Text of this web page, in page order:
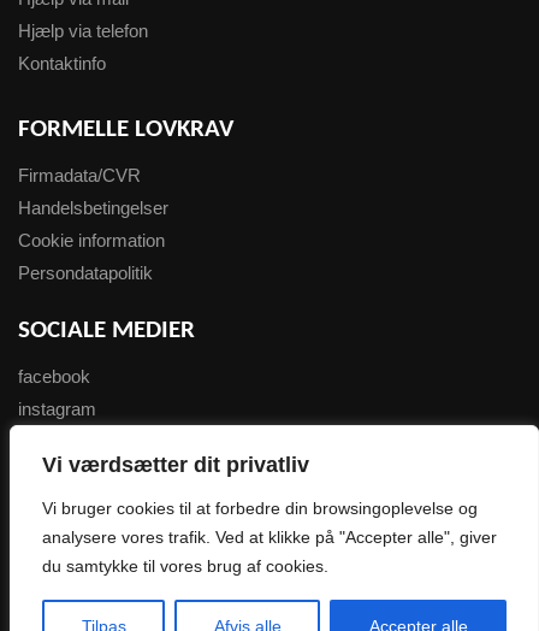
Vi værdsætter dit privatliv
Vi bruger cookies til at forbedre din browsingoplevelse og
analysere vores trafik. Ved at klikke på "Accepter alle", giver
du samtykke til vores brug af cookies.
Tilpas Afvis alle Accepter alle
Hjælp via telefon
Kontaktinfo
FORMELLE LOVKRAV
Firmadata/CVR
Handelsbetingelser
Cookie information
Persondatapolitik
SOCIALE MEDIER
facebook
instagram
NYHEDSBREV
Copyright 2007-2023 wondersport.dk